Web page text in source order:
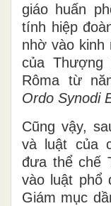
giáo huấn
tính hiệp
nhờ vào kinh
của
Rôma từ
Ordo Synodi
Cũng vậy,
và luật của
đưa thể chế
vào luật phổ
Giám mục